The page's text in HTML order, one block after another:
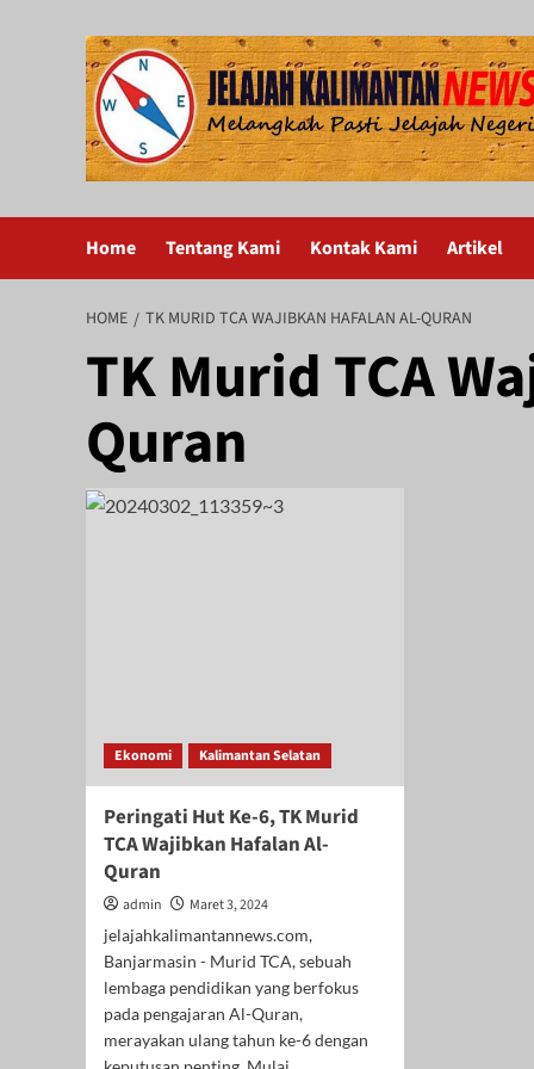
Home Tentang Kami Kontak Kami Artikel
HOME TK MURID TCA WAJIBKAN HAFALAN AL-QURAN
TK Murid TCA
Quran
Ekonomi Kalimantan Selatan
Peringati Hut Ke-6, TK Murid
TCA Wajibkan Hafalan Al-
Quran
admin
Maret 3, 2024
jelajahkalimantannews.com,
Banjarmasin - Murid TCA, sebuah
lembaga pendidikan yang berfokus
pada pengajaran Al-Quran,
merayakan ulang tahun ke-6 dengan